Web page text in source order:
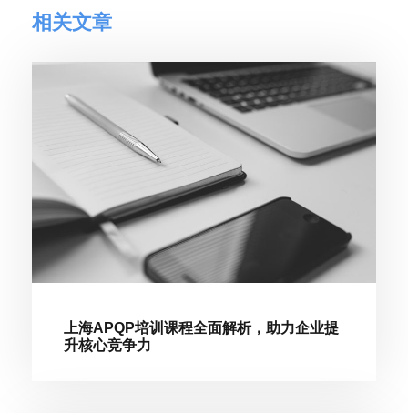
相关文章
上海APQP培训课程全面解析，助力企业提
升核心竞争力